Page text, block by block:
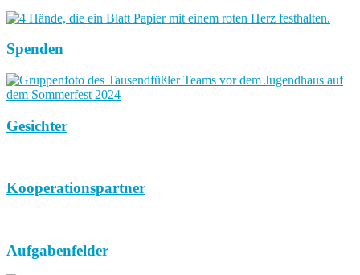
Spenden
Gesichter
Kooperationspartner
Aufgabenfelder